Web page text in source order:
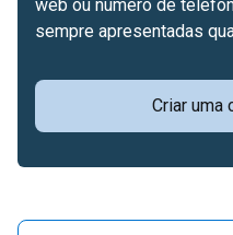
Criar uma
web ou número de
sempre apresentadas